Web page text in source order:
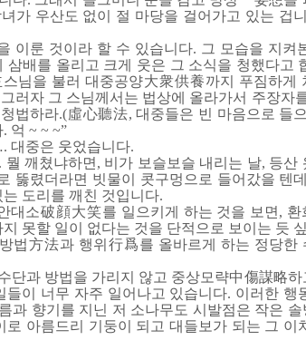
가 우산도 없이 절 마당을 걸어가고 있는 겁
이룬 것이라 할 수 있습니다. 그 모습을 지켜
배를 올리고 크게 웃은 그 소식을 청했다고
님을 불러 대중공양大衆供養까지 푸짐하게
러자 그 스님께서는 법상에 올라가서 주장자
법하라.(虛心聽法, 대중들은 빈 마음으로 들
억 ~ ~ ~”
대중은 웃었습니다.
깨쳤냐하면, 비가 보슬보슬 내리는 날, 등산
뚫렸더라면 빗물이 콧구멍으로 들어갔을 텐
도리를 깨친 것입니다.
대소破顔大笑를 일으키게 하는 것을 보면, 환
못할 일이 없다는 것을 단적으로 보이는 듯
법方法과 행위行爲를 올바르게 하는 정당한
단과 방법을 가리지 않고 중상모략中傷謀略하
이 너무 자주 일어나고 있습니다. 이러한 행
과 향기를 지닌 저 소나무도 시발점은 작은
아름드리 기둥이 되고 대들보가 되는 그 이